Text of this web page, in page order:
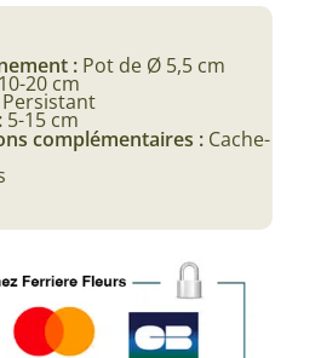
: Pot de Ø 5,5 cm
10-20 cm
Persistant
5-15 cm
complémentaires : Cache-